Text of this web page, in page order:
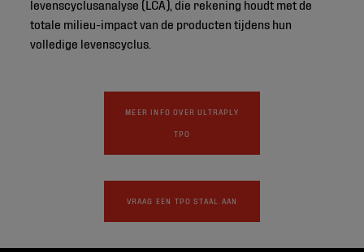
levenscyclusanalyse (LCA), die rekening houdt met de
totale milieu-impact van de producten tijdens hun
volledige levenscyclus.
MEER INFO OVER ULTRAPLY
TPO
VRAAG EEN TPO STAAL AAN